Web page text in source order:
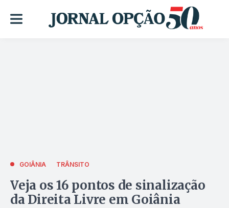
GOIÂNIA TRÂNSITO
Veja os 16 pontos de sinalização
da Direita Livre em Goiânia